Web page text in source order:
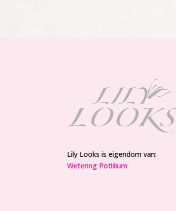
Lily Looks is eigendom van:
Wetering Potlilium